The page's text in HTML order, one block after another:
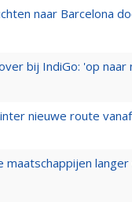
naar Barcelona
bij IndiGo: 'op
nieuwe route
maatschappijen